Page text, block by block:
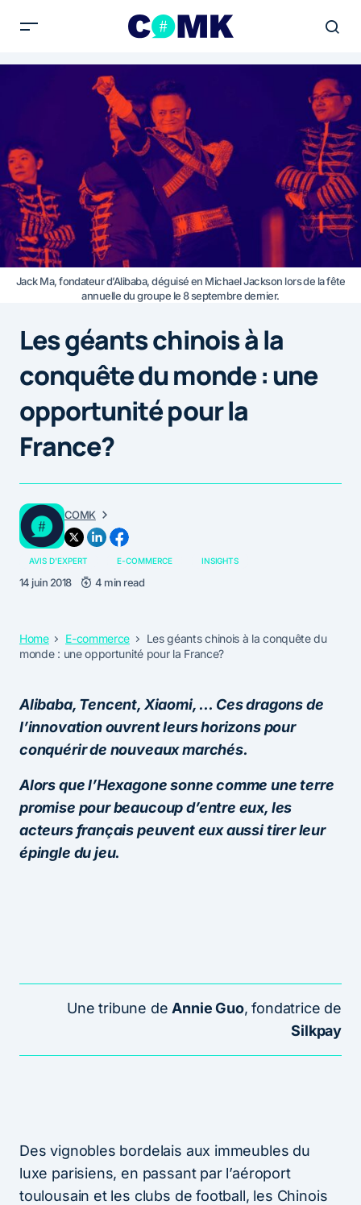
Jack Ma, fondateur d’Alibaba, déguisé en Michael Jackson lors de la fête
annuelle du groupe le 8 septembre dernier.
Les géants chinois à la
conquête du monde : une
opportunité pour la
France?
COMK
AVIS D'EXPERT E-COMMERCE INSIGHTS
14 juin 2018 4 min read
Home E-commerce
Les géants chinois à la conquête du
monde : une opportunité pour la France?
Alibaba, Tencent, Xiaomi, … Ces dragons de
l’innovation ouvrent leurs horizons pour
conquérir de nouveaux marchés.
Alors que l’Hexagone sonne comme une terre
promise pour beaucoup d’entre eux, les
acteurs français peuvent eux aussi tirer leur
épingle du jeu.
Une tribune de Annie Guo, fondatrice de
Silkpay
Des vignobles bordelais aux immeubles du
luxe parisiens, en passant par l’aéroport
toulousain et les clubs de football, les Chinois